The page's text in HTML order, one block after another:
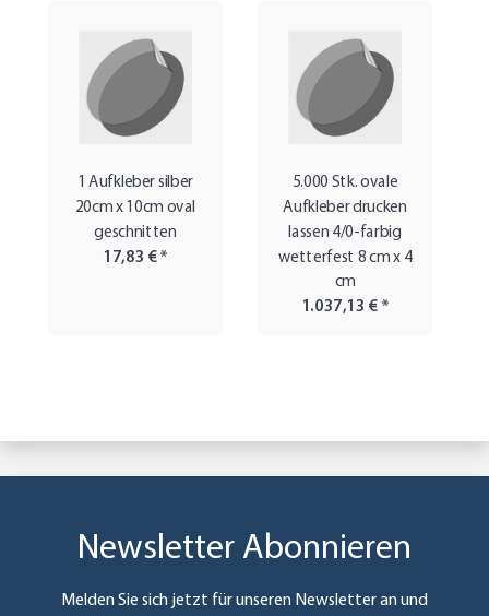
1 Aufkleber silber
20cm x 10cm oval
geschnitten
17,83 €*
5.000 Stk. ovale
Aufkleber drucken
lassen 4/0-farbig
wetterfest 8 cm x 4
cm
1.037,13 € *
Newsletter Abonnieren
Melden Sie sich jetzt für unseren Newsletter an und